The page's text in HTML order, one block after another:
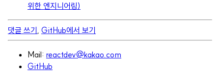
위한 엔지니어링)
댓글 쓰기 , GitHub에서 보기
Mail: reactdev@kakao.com
GitHub